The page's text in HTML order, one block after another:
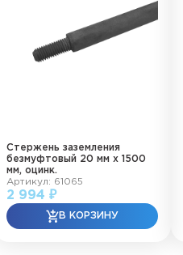
Стержень заземления
безмуфтовый 20 мм х 1500
мм, оцинк.
Артикул: 61065
2 994 ₽